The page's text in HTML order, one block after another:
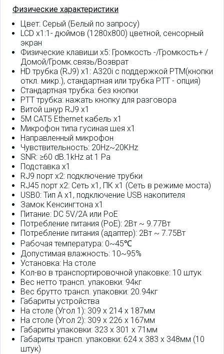
Физические характеристики
Цвет: Серый (Белый по запросу)
LCD x1:1- дюймов (1280x800) цветной, сенсорный
экран
Физические клавиши x5: Громкость -/Громкость+ /
Домой/Громк.связь/Возврат
HD трубка (RJ9) x1: A320i с поддержкой PTM(кнопки
откл. микр.), стандартная или трубка PTT - опция)
Стандартная трубка: без кнопки
PTT трубка: нажать кнопку для разговора
Витой шнур RJ9 x1
5M CAT5 Ethernet кабель x1
Микрофон типа гусиная шея x1
Направленный микрофон
Чувствительность: 20Hz~20KHz
SNR: ≥60 dB.1kHz at 1 Pa
Подставка x1
RJ9 порт x2: подключение трубки
RJ45 порт x2: Сеть x1, ПК x1 (Сеть в режиме моста)
USB0: Тип A x1, подключение USB накопителя
Замок Кенсингтона x1
Питание: DC 5V/2A или PoE
Потребление питания (PoE): 2Вт ~ 9.77Вт
Потребление питания (адаптер): 2Вт ~ 7.75Вт
Рабочая температура: 0~45℃
Допустимая влажность: 10~95%
Установка: На столе
Кол-во в транспортировочной упаковке: 10 штук
Вес нетто трансп. упаковки: 94кг
Вес брутто трансп. упаковки: 20.94кг
Габариты устройства
На столе (Угол 1): 309 x 214 x 187мм
На столе (Угол 2): 309 x 226 x 167мм
Габариты упаковки: 323 x 301 x 71мм
Габариты трансп. упаковки: 624 x 383 x 348мм (10
штук)